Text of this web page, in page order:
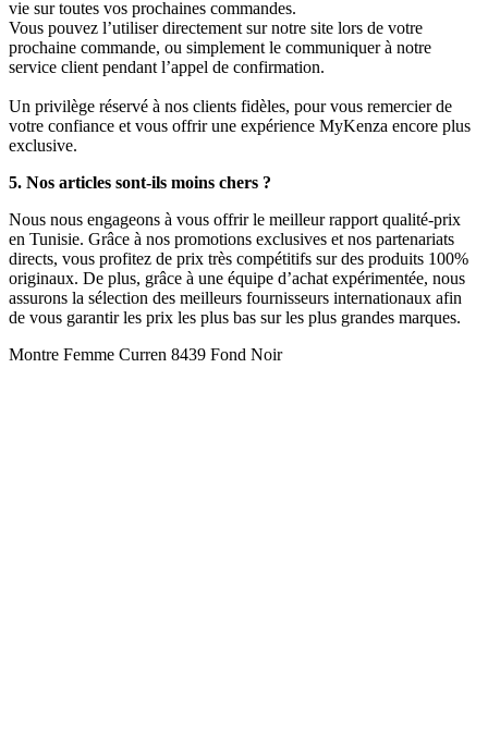
vie sur toutes vos prochaines commandes.
Vous pouvez l’utiliser directement sur notre site lors de votre
prochaine commande, ou simplement le communiquer à notre
service client pendant l’appel de confirmation.
Un privilège réservé à nos clients fidèles, pour vous remercier de
votre confiance et vous offrir une expérience MyKenza encore plus
exclusive.
5. Nos articles sont-ils moins chers ?
Nous nous engageons à vous offrir le meilleur rapport qualité-prix
en Tunisie. Grâce à nos promotions exclusives et nos partenariats
directs, vous profitez de prix très compétitifs sur des produits 100%
originaux. De plus, grâce à une équipe d’achat expérimentée, nous
assurons la sélection des meilleurs fournisseurs internationaux afin
de vous garantir les prix les plus bas sur les plus grandes marques.
Montre Femme Curren 8439 Fond Noir